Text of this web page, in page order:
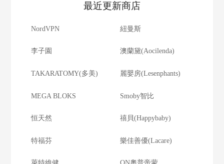
最近更新商店
NordVPN 紐曼斯
李子園 澳蘭黛(Aocilenda)
TAKARATOMY(多美) 麗嬰房(Lesenphants)
MEGA BLOKS Smoby智比
恒天然 禧貝(Happybaby)
特福芬 樂佳善優(Lacare)